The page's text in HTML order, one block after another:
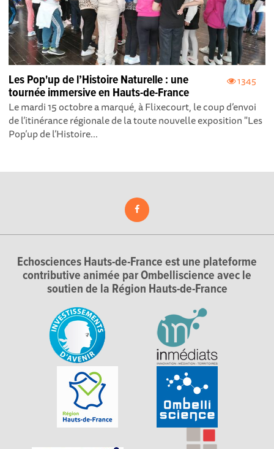
1345
Les Pop'up de l’Histoire Naturelle : une
tournée immersive en Hauts-de-France
Le mardi 15 octobre a marqué, à Flixecourt, le coup d’envoi
de l’itinérance régionale de la toute nouvelle exposition "Les
Pop’up de l’Histoire...
Echosciences Hauts-de-France est une plateforme
contributive animée par Ombelliscience avec le
soutien de la Région Hauts-de-France